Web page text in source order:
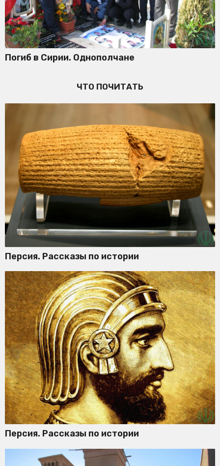
Погиб в Сирии. Однополчане
ЧТО ПОЧИТАТЬ
Персия. Рассказы по истории
Персия. Рассказы по истории